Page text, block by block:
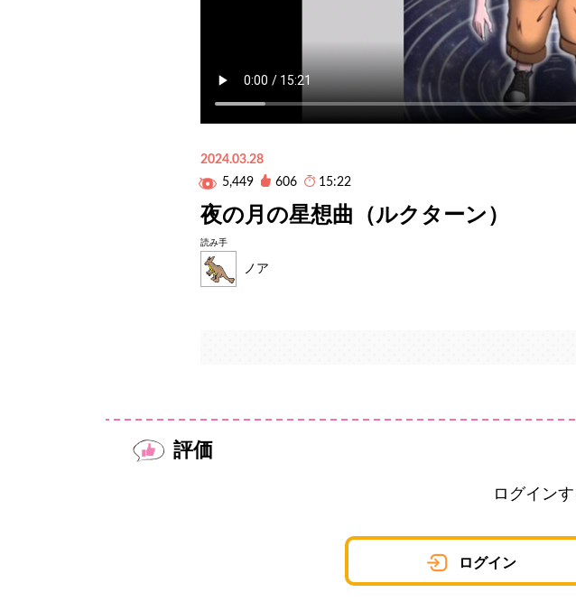
2024.03.28
5,449
606 15:22
夜の月の星想曲（ルクターン）
読み手
ノア
評価
ログイン
ログイン